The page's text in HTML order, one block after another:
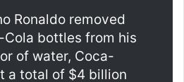
Ronaldo removed
bottles from his
of water, Coca-
a total of $4 billion